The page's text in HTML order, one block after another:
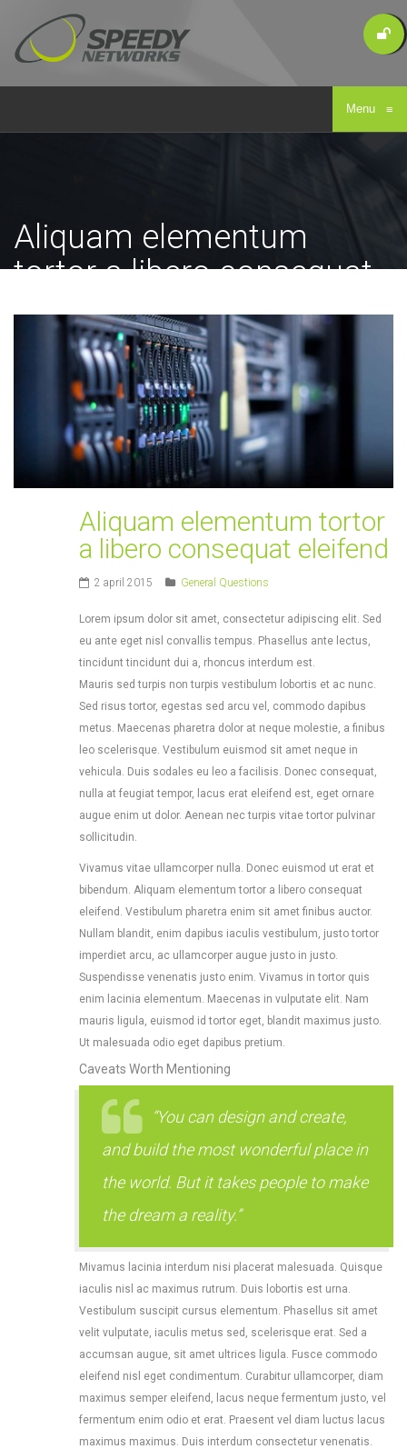
Menu ≡
Aliquam elementum
tortor a libero consequat
eleifend
General Questions /
Aliquam elementum tortor a libero consequat eleifend
Aliquam elementum tortor
a libero consequat eleifend
2 april 2015 General Questions
Lorem ipsum dolor sit amet, consectetur adipiscing elit. Sed
eu ante eget nisl convallis tempus. Phasellus ante lectus,
tincidunt tincidunt dui a, rhoncus interdum est.
Mauris sed turpis non turpis vestibulum lobortis et ac nunc.
Sed risus tortor, egestas sed arcu vel, commodo dapibus
metus. Maecenas pharetra dolor at neque molestie, a finibus
leo scelerisque. Vestibulum euismod sit amet neque in
vehicula. Duis sodales eu leo a facilisis. Donec consequat,
nulla at feugiat tempor, lacus erat eleifend est, eget ornare
augue enim ut dolor. Aenean nec turpis vitae tortor pulvinar
sollicitudin.
Vivamus vitae ullamcorper nulla. Donec euismod ut erat et
bibendum. Aliquam elementum tortor a libero consequat
eleifend. Vestibulum pharetra enim sit amet finibus auctor.
Nullam blandit, enim dapibus iaculis vestibulum, justo tortor
imperdiet arcu, ac ullamcorper augue justo in justo.
Suspendisse venenatis justo enim. Vivamus in tortor quis
enim lacinia elementum. Maecenas in vulputate elit. Nam
mauris ligula, euismod id tortor eget, blandit maximus justo.
Ut malesuada odio eget dapibus pretium.
Caveats Worth Mentioning
“You can design and create,
and build the most wonderful place in
the world. But it takes people to make
the dream a reality.”
Mivamus lacinia interdum nisi placerat malesuada. Quisque
iaculis nisl ac maximus rutrum. Duis lobortis est urna.
Vestibulum suscipit cursus elementum. Phasellus sit amet
velit vulputate, iaculis metus sed, scelerisque erat. Sed a
accumsan augue, sit amet ultrices ligula. Fusce commodo
eleifend nisl eget condimentum. Curabitur ullamcorper, diam
maximus semper eleifend, lacus neque fermentum justo, vel
fermentum enim odio et erat. Praesent vel diam luctus lacus
maximus maximus. Duis interdum consectetur venenatis.